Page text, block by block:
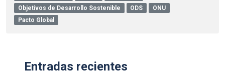
Objetivos de Desarrollo Sostenible
ODS
ONU
Pacto Global
Entradas recientes